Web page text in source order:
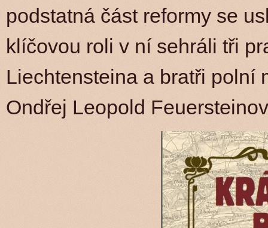
podstatná část reformy se
klíčovou roli v ní sehráli tři
Liechtensteina a bratři polní
Ondřej Leopold